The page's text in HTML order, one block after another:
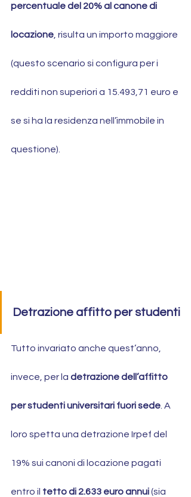
percentuale del 20% al canone di
locazione , risulta un importo maggiore
(questo scenario si configura per i
redditi non superiori a 15.493,71 euro e
se si ha la residenza nell’immobile in
questione).
Detrazione affitto per studenti
Tutto invariato anche quest’anno,
invece, per la detrazione dell’affitto
per studenti universitari fuori sede . A
loro spetta una detrazione Irpef del
19% sui canoni di locazione pagati
entro il tetto di 2.633 euro annui (sia